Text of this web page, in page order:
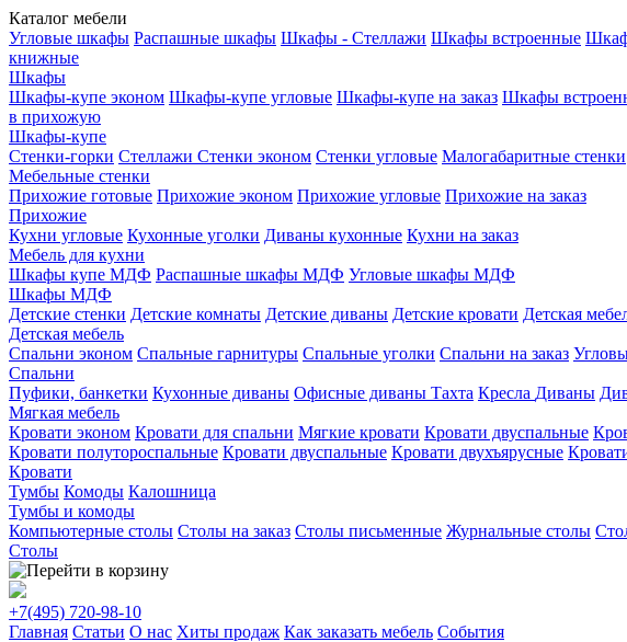
Каталог мебели
Угловые шкафы Распашные шкафы Шкафы - Стеллажи Шкафы встроенные
книжные
Шкафы
Шкафы-купе эконом Шкафы-купе угловые Шкафы-купе на заказ Шкафы
в прихожую
Шкафы-купе
Стенки-горки Стеллажи Стенки эконом Стенки угловые Малогабаритные стенки
Мебельные стенки
Прихожие готовые Прихожие эконом Прихожие угловые Прихожие на заказ
Прихожие
Кухни угловые Кухонные уголки Диваны кухонные Кухни на заказ
Мебель для кухни
Шкафы купе МДФ Распашные шкафы МДФ Угловые шкафы МДФ
Шкафы МДФ
Детские стенки Детские комнаты Детские диваны Детские кровати Детская
Детская мебель
Спальни эконом Спальные гарнитуры Спальные уголки Спальни на заказ
Спальни
Пуфики, банкетки Кухонные диваны Офисные диваны Тахта Кресла Диваны
Мягкая мебель
Кровати эконом Кровати для спальни Мягкие кровати Кровати двуспальные
Кровати полутороспальные Кровати двуспальные Кровати двухъярусные
Кровати
Тумбы Комоды Калошница
Тумбы и комоды
Компьютерные столы Столы на заказ Столы письменные Журнальные столы
Столы
+7(495) 720-98-10
Главная Статьи О нас Хиты продаж Как заказать мебель События